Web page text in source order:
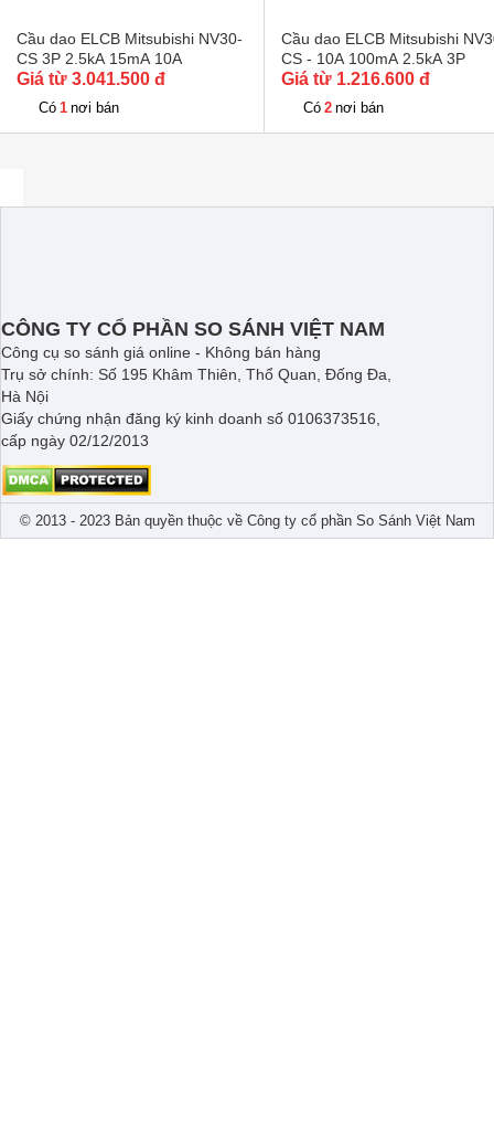
Cầu dao ELCB Mitsubishi NV30-
CS 3P 2.5kA 15mA 10A
Giá từ 3.041.500 đ
Có 1 nơi bán
Cầu dao ELCB Mitsubishi
CS - 10A 100mA 2.5kA 3P
Giá từ 1.216.600 đ
Có 2 nơi bán
CÔNG TY CỔ PHẦN SO SÁNH VIỆT NAM
Công cụ so sánh giá online - Không bán hàng
Trụ sở chính: Số 195 Khâm Thiên, Thổ Quan, Đống Đa,
Hà Nội
Giấy chứng nhận đăng ký kinh doanh số 0106373516,
cấp ngày 02/12/2013
© 2013 - 2023 Bản quyền thuộc về Công ty cổ phần So Sánh Việt Nam